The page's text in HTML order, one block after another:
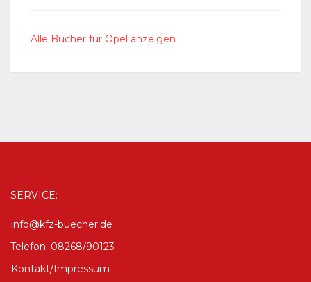
Alle Bücher für Opel anzeigen
SERVICE:
info@kfz-buecher.de
Telefon: 08268/90123
Kontakt/Impressum